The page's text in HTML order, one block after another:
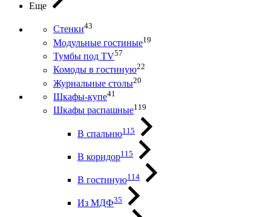
Еще
Стенки43
Модульные гостиные19
Тумбы под ТV57
Комоды в гостиную22
Журнальные столы20
Шкафы-купе41
Шкафы распашные119
В спальню115
В коридор115
В гостиную114
Из МДФ35